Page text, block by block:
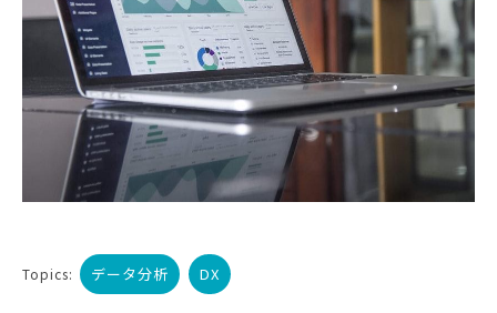
Topics: データ分析 DX